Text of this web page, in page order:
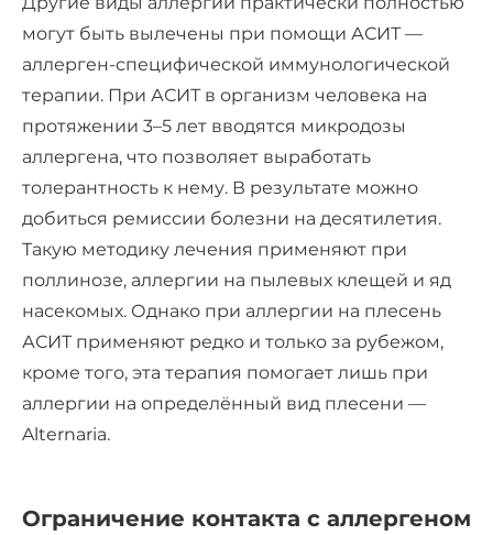
могут быть вылечены при помощи АСИТ —
аллерген-специфической иммунологической
терапии. При АСИТ в организм человека на
протяжении 3–5 лет вводятся микродозы
аллергена, что позволяет выработать
толерантность к нему. В результате можно
добиться ремиссии болезни на десятилетия.
Такую методику лечения применяют при
поллинозе, аллергии на пылевых клещей и яд
насекомых. Однако при аллергии на плесень
АСИТ применяют редко и только за рубежом,
кроме того, эта терапия помогает лишь при
аллергии на определённый вид плесени —
Alternaria.
Ограничение контакта с аллергеном